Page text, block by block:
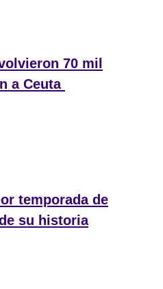
70 mil
a Ceuta
temporada de
su historia